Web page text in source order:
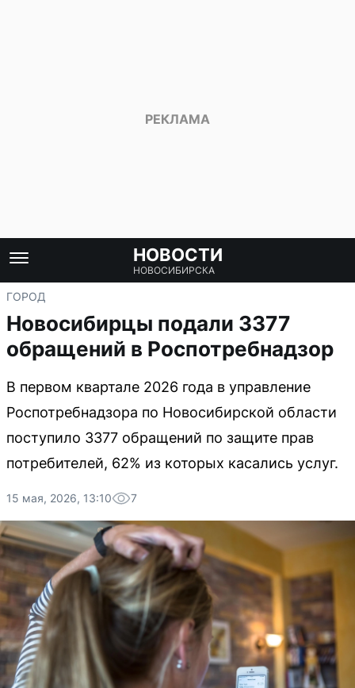
НОВОСТИ
НОВОСИБИРСКА
ГОРОД
Новосибирцы подали 3377
обращений в Роспотребнадзор
В первом квартале 2026 года в управление
Роспотребнадзора по Новосибирской области
поступило 3377 обращений по защите прав
потребителей, 62% из которых касались услуг.
15 мая, 2026, 13:10 7